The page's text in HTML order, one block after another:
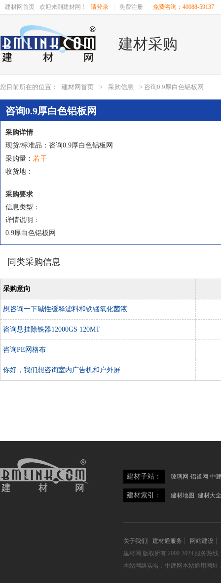
建材网首页 欢迎来到建材网 ! 请登录 免费注册 免费咨询：40088-59137
建材采购
您目前所在的位置： 建材网首页 > 采购信息 > 咨询0.9厚白色铝板网
咨询0.9厚白色铝板网
采购详情
现货/标准品：咨询0.9厚白色铝板网
采购量： 若干
收货地：
采购要求
信息类型：
详情说明：
0.9厚白色铝板网
同类采购信息
采购意向
想咨询一下碱性缓释滤料和铁锰氧化菌液
咨询悬挂除铁器12000GS 120MT
咨询PE网格布
你好，我们想咨询室内广告机和户外屏
建材子站： 玻璃网 铝道网 中
建材索引： 建材地图 建材大全
关于我们 建材通服务
网站建设
建材网 版权所有 2000-2024 服务热线
本站网络实名：中建网本站通用网址